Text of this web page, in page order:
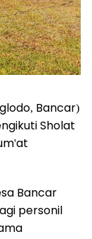
Bancar)
Sholat
Bancar
personil